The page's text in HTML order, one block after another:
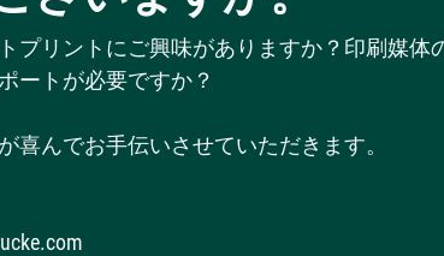
プリントにご興味がありますか？印刷媒体
ートが必要ですか？
喜んでお手伝いさせていただきます。